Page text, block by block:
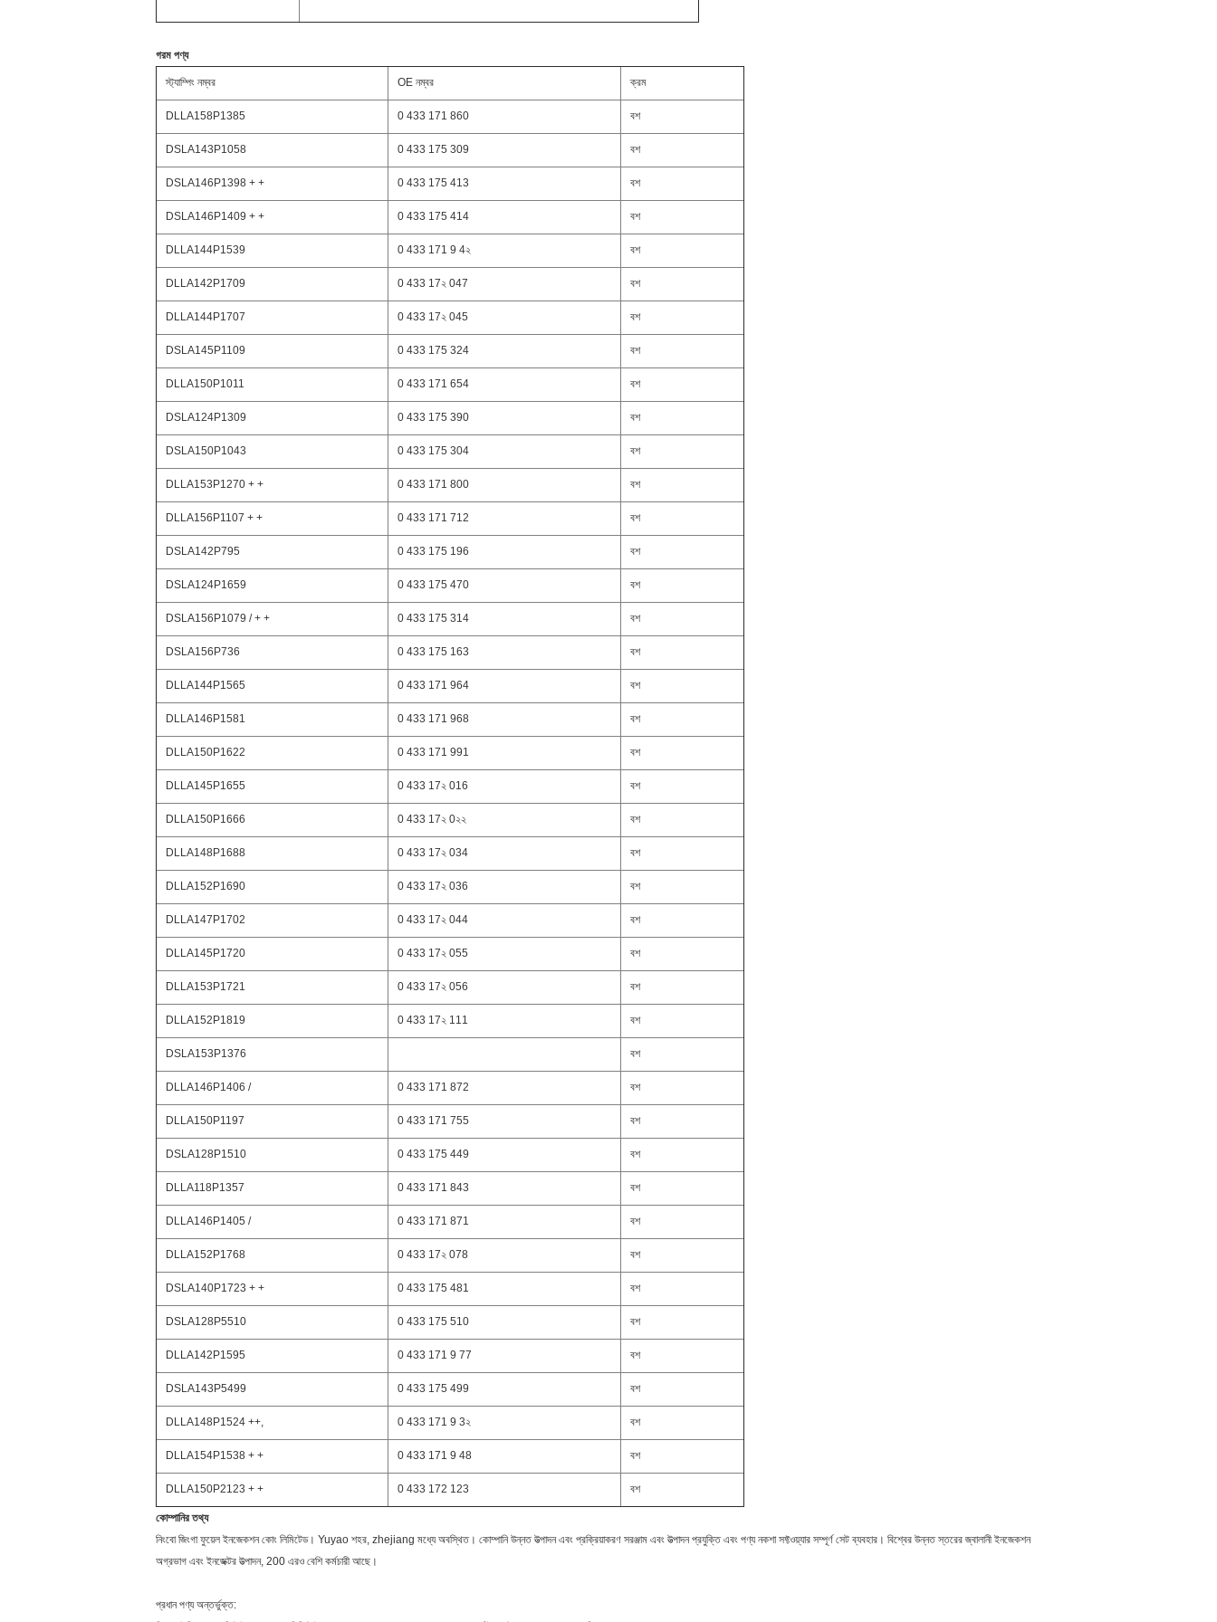
গরম পণ্য
স্ট্যাম্পিং নম্বর OE নম্বর ক্রম
DLLA158P1385 0 433 171 860 বশ
DSLA143P1058 0 433 175 309 বশ
DSLA146P1398 + + 0 433 175 413 বশ
DSLA146P1409 + + 0 433 175 414 বশ
DLLA144P1539 0 433 171 9 4২ বশ
DLLA142P1709 0 433 17২ 047 বশ
DLLA144P1707 0 433 17২ 045 বশ
DSLA145P1109 0 433 175 324 বশ
DLLA150P1011 0 433 171 654 বশ
DSLA124P1309 0 433 175 390 বশ
DSLA150P1043 0 433 175 304 বশ
DLLA153P1270 + + 0 433 171 800 বশ
DLLA156P1107 + + 0 433 171 712 বশ
DSLA142P795 0 433 175 196 বশ
DSLA124P1659 0 433 175 470 বশ
DSLA156P1079 / + + 0 433 175 314 বশ
DSLA156P736 0 433 175 163 বশ
DLLA144P1565 0 433 171 964 বশ
DLLA146P1581 0 433 171 968 বশ
DLLA150P1622 0 433 171 991 বশ
DLLA145P1655 0 433 17২ 016 বশ
DLLA150P1666 0 433 17২ 0২২ বশ
DLLA148P1688 0 433 17২ 034 বশ
DLLA152P1690 0 433 17২ 036 বশ
DLLA147P1702 0 433 17২ 044 বশ
DLLA145P1720 0 433 17২ 055 বশ
DLLA153P1721 0 433 17২ 056 বশ
DLLA152P1819 0 433 17২ 111 বশ
DSLA153P1376 বশ
DLLA146P1406 / 0 433 171 872 বশ
DLLA150P1197 0 433 171 755 বশ
DSLA128P1510 0 433 175 449 বশ
DLLA118P1357 0 433 171 843 বশ
DLLA146P1405 / 0 433 171 871 বশ
DLLA152P1768 0 433 17২ 078 বশ
DSLA140P1723 + + 0 433 175 481 বশ
DSLA128P5510 0 433 175 510 বশ
DLLA142P1595 0 433 171 9 77 বশ
DSLA143P5499 0 433 175 499 বশ
DLLA148P1524 ++, 0 433 171 9 3২ বশ
DLLA154P1538 + + 0 433 171 9 48 বশ
DLLA150P2123 + + 0 433 172 123 বশ
কোম্পানির তথ্য
নিংবো জিংগা ফুয়েল ইনজেকশন কোং লিমিটেড। Yuyao শহর, zhejiang মধ্যে অবস্থিত। কোম্পানি উন্নত উত্পাদন এবং প্রক্রিয়াকরণ সরঞ্জাম এবং উত্পাদন প্রযুক্তি এবং পণ্য নকশা সফ্টওয়্যার সম্পূর্ণ সেট ব্যবহার। বিশ্বের উন্নত স্তরের জ্বালানী ইনজেকশন
অগ্রভাগ এবং ইনজেক্টর উত্পাদন, 200 এরও বেশি কর্মচারী আছে।
প্রধান পণ্য অন্তর্ভুক্ত: